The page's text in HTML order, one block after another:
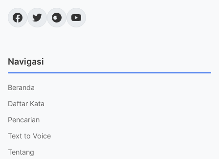
Navigasi
Beranda
Daftar Kata
Pencarian
Text to Voice
Tentang